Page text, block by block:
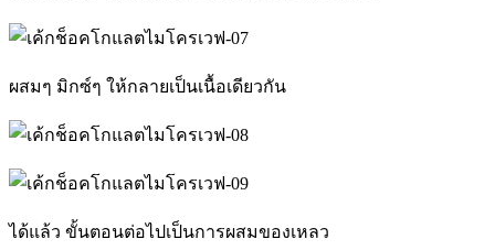
ผสมๆ มิกซ์ๆ ให้กลายเป็นเนื้อเดียวกัน
ได้แล้ว ขั้นตอนต่อไปเป็นการผสมของเหลว